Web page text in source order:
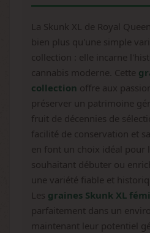
La Skunk XL de Royal
bien plus qu'une simple
collection : elle incarne
cannabis moderne. Cette
collection offre aux
préserver un patrimoine
fruit de décennies de
facilité de conservation et
en font un choix idéal pour
souhaitant débuter ou
une variété fiable et
Les graines Skunk XL
parfaitement dans un
maintenant leur potentiel